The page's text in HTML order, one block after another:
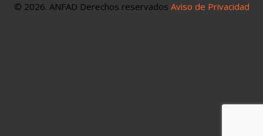
© 2026. ANFAD Derechos reservados Aviso de Privacidad